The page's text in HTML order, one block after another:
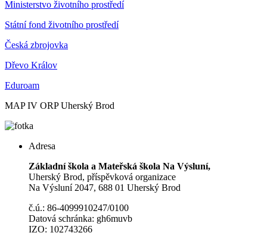
Ministerstvo životního prostředí
Státní fond životního prostředí
Česká zbrojovka
Dřevo Králov
Eduroam
MAP IV ORP Uherský Brod
Adresa
Základní škola a Mateřská škola Na Výsluní,
Uherský Brod, příspěvková organizace
Na Výsluní 2047, 688 01 Uherský Brod
č.ú.: 86-4099910247/0100
Datová schránka: gh6muvb
IZO: 102743266